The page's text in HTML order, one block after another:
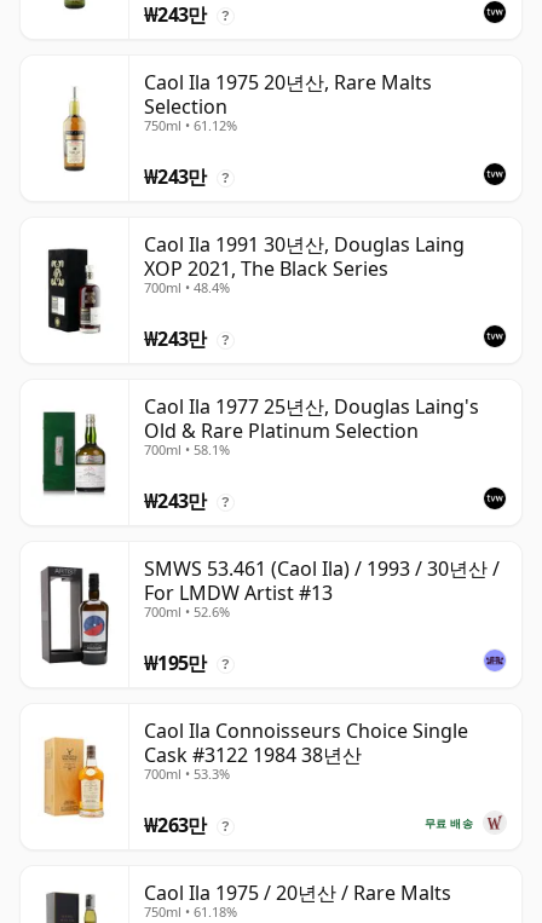
₩243만 ?
Caol Ila 1975 20년산, Rare Malts
Selection
750ml • 61.12%
₩243만 ?
Caol Ila 1991 30년산, Douglas Laing
XOP 2021, The Black Series
700ml • 48.4%
₩243만 ?
Caol Ila 1977 25년산, Douglas Laing's
Old & Rare Platinum Selection
700ml • 58.1%
₩243만 ?
SMWS 53.461 (Caol Ila) / 1993 / 30년산 /
For LMDW Artist #13
700ml • 52.6%
₩195만 ?
Caol Ila Connoisseurs Choice Single
Cask #3122 1984 38년산
700ml • 53.3%
무료 배송
₩263만 ?
Caol Ila 1975 / 20년산 / Rare Malts
750ml • 61.18%